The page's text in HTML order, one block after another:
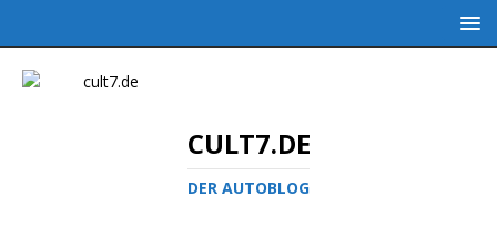
CULT7.DE
DER AUTOBLOG